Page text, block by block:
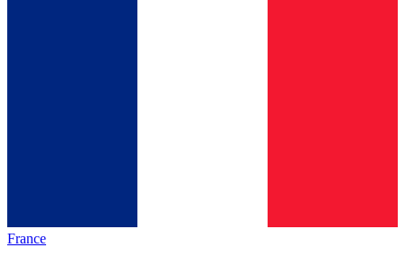
France